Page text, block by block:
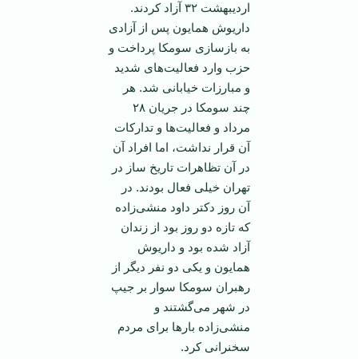
اردیبهشت ۳۲ آزاد کردند.
داریوش همایون پس از آزادی
به بازسازی سومکا پرداخت و
حزب وارد فعالیت‌های شدید
و مبارزات خیابانی شد. هر
چند سومکا در جریان ۲۸
مرداد و فعالیت‌ها و تدارکات
آن قرار نداشت، اما افراد آن
در آن تظاهرات تاریخ ساز در
تهران خیلی فعال بودند. در
آن روز دکتر داود منشی‌زاده
که تازه دو روز بود از زندان
آزاد شده بود و داریوش
همایون و یکی دو نفر دیگر از
رهبران سومکا سوار بر جیپ
در شهر می‌گشتند و
منشی‌زاده بار‌ها برای مردم
سخنرانی کرد.